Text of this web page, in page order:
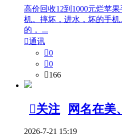
高价回收12到1000元烂苹
机。摔坏，进水，坏的手
的， ...
通讯
0
0
166
关注 网名在美
2026-7-21 15:19